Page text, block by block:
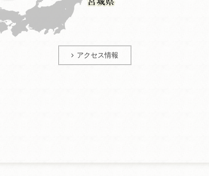
アクセス情報